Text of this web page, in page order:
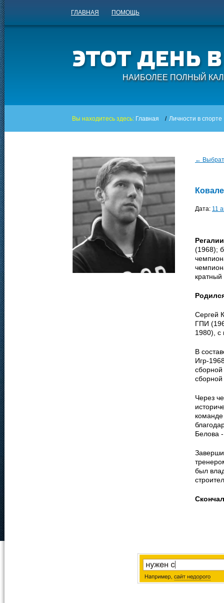
ГЛАВНАЯ ПОМОЩЬ
НАИБОЛЕЕ ПОЛНЫЙ
Вы находитесь здесь: Главная / Личности в спорте
←
Дата: 11
(1968);
Сергей
ГПИ
1980), с
В
Игр-
сборной
Через
Белова
был